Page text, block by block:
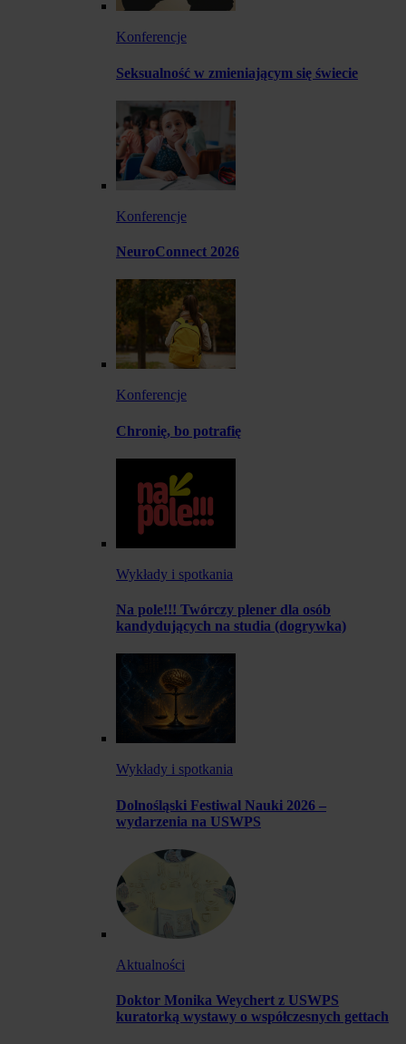
Konferencje
Seksualność w zmieniającym się świecie
Konferencje
NeuroConnect 2026
Konferencje
Chronię, bo potrafię
Wykłady i spotkania
Na pole!!! Twórczy plener dla osób
kandydujących na studia (dogrywka)
Wykłady i spotkania
Dolnośląski Festiwal Nauki 2026 –
wydarzenia na USWPS
Aktualności
Doktor Monika Weychert z USWPS
kuratorką wystawy o współczesnych gettach